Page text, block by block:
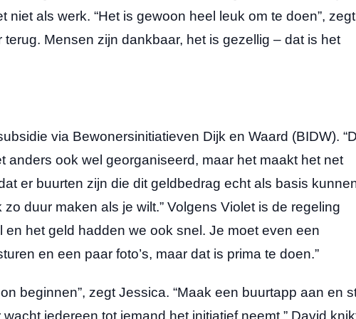
niet als werk. “Het is gewoon heel leuk om te doen”, zegt
terug. Mensen zijn dankbaar, het is gezellig – dat is het
via Bewonersinitiatieven Dijk en Waard (BIDW).
anders ook wel georganiseerd, maar het maakt het net
er buurten zijn die dit geldbedrag echt als basis
duur maken als je wilt.” Volgens Violet is de regeling
en het geld hadden we ook snel. Je moet even een
en een paar foto’s, maar dat is prima te doen.”
beginnen”, zegt Jessica. “Maak een buurtapp aan en